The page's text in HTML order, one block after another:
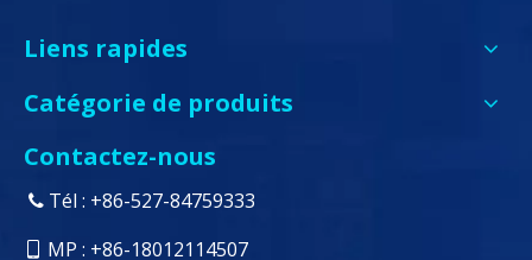
Liens rapides
Catégorie de produits
Contactez-nous
 Tél : +86-527-84759333
MP : +86-18012114507